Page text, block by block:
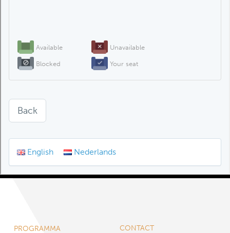
PROGRAMMA
CONTACT